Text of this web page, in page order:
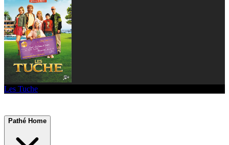
Les Tuche
Pathé Home